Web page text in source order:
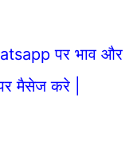
पर भाव और
मैसेज करे |